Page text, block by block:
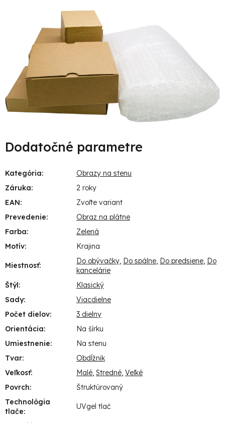
Dodatočné parametre
Kategória:
Obrazy na stenu
Záruka:
2 roky
EAN:
Zvoľte variant
Prevedenie:
Obraz na plátne
Farba:
Zelená
Motív: Krajina
Miestnosť: Do obývačky, Do spálne, Do predsiene, Do
kancelárie
Štýl:
Klasický
Sady:
Viacdielne
Počet dielov:
3 dielny
Orientácia:
Na šírku
Umiestnenie:
Na stenu
Tvar:
Obdĺžnik
Veľkosť: Malé, Stredné, Veľké
Povrch:
Štruktúrovaný
Technológia
tlače:
UVgel tlač